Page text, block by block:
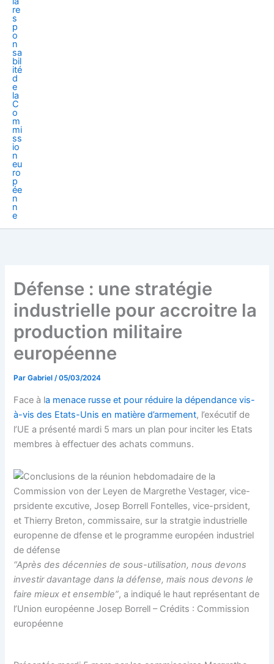
Défense : une stratégie
industrielle pour accroitre la
production militaire
européenne
ParGabriel/05/03/2024
Face à la menace russe et pour réduire la dépendance vis-
à-vis des Etats-Unis en matière d’armement, l’exécutif de
l’UE a présenté mardi 5 mars un plan pour inciter les Etats
membres à effectuer des achats communs.
“Après des décennies de sous-utilisation, nous devons
investir davantage dans la défense, mais nous devons le
faire mieux et ensemble”, a indiqué le haut représentant de
l’Union européenne Josep Borrell – Crédits : Commission
européenne